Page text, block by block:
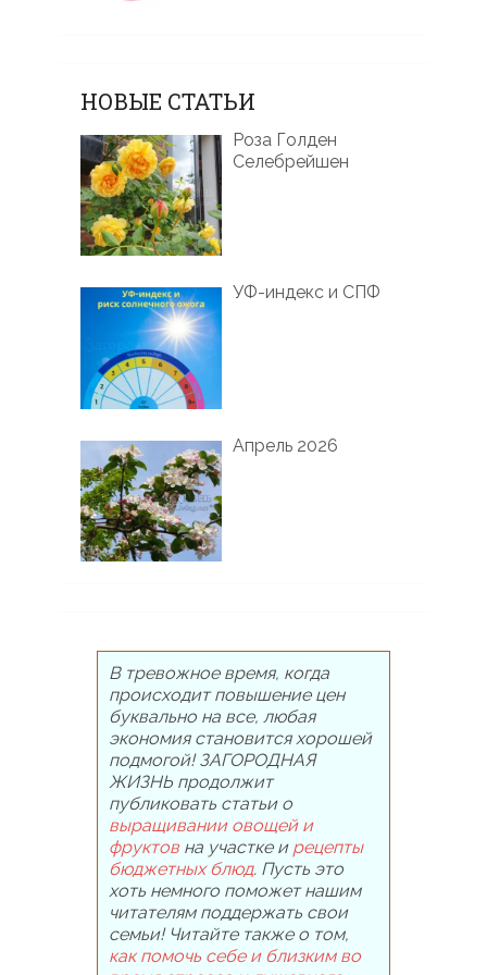
НОВЫЕ СТАТЬИ
Роза Голден
Селебрейшен
УФ-индекс и СПФ
Апрель 2026
В тревожное время, когда
происходит повышение цен
буквально на все, любая
экономия становится хорошей
подмогой! ЗАГОРОДНАЯ
ЖИЗНЬ продолжит
публиковать статьи о
выращивании овощей и
фруктовна участке и рецепты
бюджетных блюд. Пусть это
хоть немного поможет нашим
читателям поддержать свои
семьи! Читайте также о том,
как помочь себе и близким во